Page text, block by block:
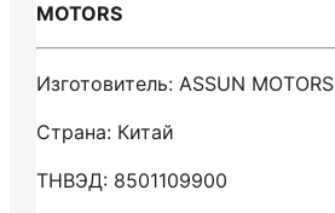
MOTORS
Изготовитель: ASSUN MOTORS
Страна: Китай
ТНВЭД: 8501109900